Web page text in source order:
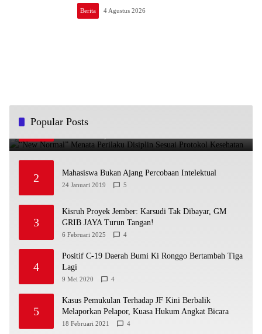
Kelurahan Banjarsari
Berita 4 Agustus 2026
Popular Posts
1
Protokol Kesehatan
2 Mahasiswa Bukan Ajang Percobaan Intelektual
24 Januari 2019 5
3
Kisruh Proyek Jember: Karsudi Tak Dibayar, GM
GRIB JAYA Turun Tangan!
6 Februari 2025 4
4
Positif C-19 Daerah Bumi Ki Ronggo Bertambah Tiga
Lagi
9 Mei 2020 4
5
Kasus Pemukulan Terhadap JF Kini Berbalik
Melaporkan Pelapor, Kuasa Hukum Angkat Bicara
18 Februari 2021 4